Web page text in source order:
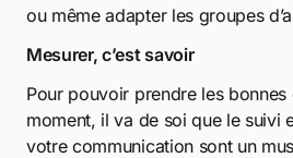
ou même adapter les groupes
Mesurer, c’est savoir
Pour pouvoir prendre les
moment, il va de soi que le suivi
votre communication sont un